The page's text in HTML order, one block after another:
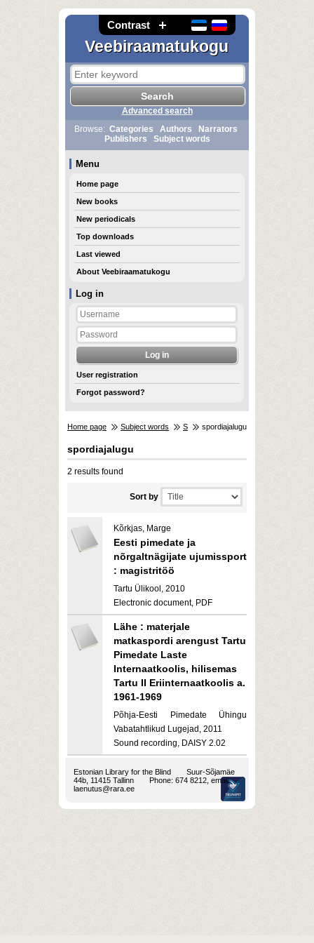
Contrast
Veebiraamatukogu
Log in
User registration
Forgot password?
Advanced search
Browse: Categories Authors
Narrators
Publishers
Subject words
Menu
Home page
New books
New periodicals
Top downloads
Last viewed
About Veebiraamatukogu
Home page Subject words S spordiajalugu
spordiajalugu
2 results found
Sort by
Kõrkjas, Marge
Eesti pimedate ja
nõrgaltnägijate ujumissport
: magistritöö
Tartu Ülikool, 2010
Electronic document, PDF
Lähe : materjale
matkaspordi arengust Tartu
Pimedate Laste
Internaatkoolis, hilisemas
Tartu II Eriinternaatkoolis a.
1961-1969
Põhja-Eesti Pimedate Ühingu
Vabatahtlikud Lugejad, 2011
Sound recording, DAISY 2.02
Estonian Library for the Blind
Suur-Sõjamäe
44b, 11415 Tallinn
Phone: 674 8212, email:
laenutus@rara.ee